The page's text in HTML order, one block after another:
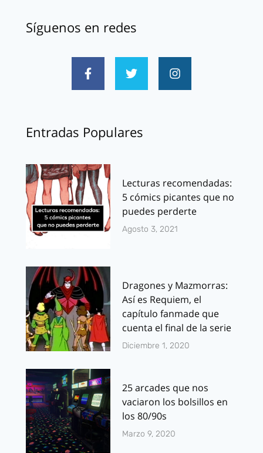
Síguenos en redes
Entradas Populares
Lecturas recomendadas:
5 cómics picantes que no
puedes perderte
Agosto 3, 2021
Dragones y Mazmorras:
Así es Requiem, el
capítulo fanmade que
cuenta el final de la serie
Diciembre 1, 2020
25 arcades que nos
vaciaron los bolsillos en
los 80/90s
Marzo 9, 2020